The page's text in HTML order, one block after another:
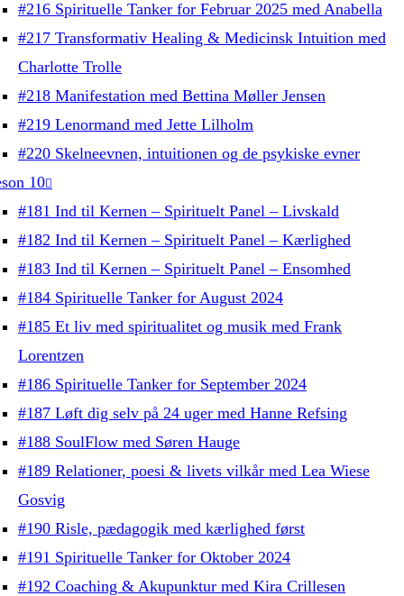
#216 Spirituelle Tanker for Februar 2025 med Anabella
#217 Transformativ Healing & Medicinsk Intuition med
Charlotte Trolle
#218 Manifestation med Bettina Møller Jensen
#219 Lenormand med Jette Lilholm
#220 Skelneevnen, intuitionen og de psykiske evner
10
#181 Ind til Kernen – Spirituelt Panel – Livskald
#182 Ind til Kernen – Spirituelt Panel – Kærlighed
#183 Ind til Kernen – Spirituelt Panel – Ensomhed
#184 Spirituelle Tanker for August 2024
#185 Et liv med spiritualitet og musik med Frank
Lorentzen
#186 Spirituelle Tanker for September 2024
#187 Løft dig selv på 24 uger med Hanne Refsing
#188 SoulFlow med Søren Hauge
#189 Relationer, poesi & livets vilkår med Lea Wiese
Gosvig
#190 Risle, pædagogik med kærlighed først
#191 Spirituelle Tanker for Oktober 2024
#192 Coaching & Akupunktur med Kira Crillesen